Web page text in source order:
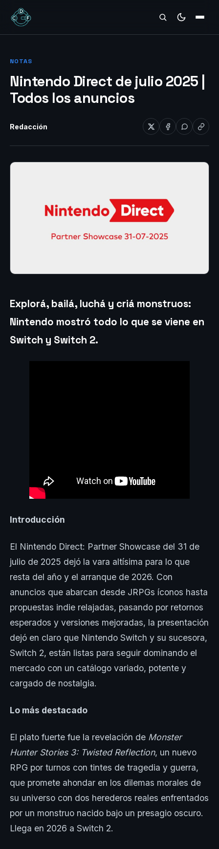
REVIEWS
NOTAS
Nintendo Direct de julio 2025 |
Todos los anuncios
Redacción
Explorá, bailá, luchá y criá monstruos:
Nintendo mostró todo lo que se viene en
Switch y Switch 2.
Introducción
El Nintendo Direct: Partner Showcase del 31 de
julio de 2025 dejó la vara altísima para lo que
resta del año y el arranque de 2026. Con
anuncios que abarcan desde JRPGs íconos hasta
propuestas indie relajadas, pasando por retornos
esperados y versiones mejoradas, la presentación
dejó en claro que Nintendo Switch y su sucesora,
Switch 2, están listas para seguir dominando el
mercado con un catálogo variado, potente y
cargado de nostalgia.
Lo más destacado
El plato fuerte fue la revelación de Monster
Hunter Stories 3: Twisted Reflection, un nuevo
RPG por turnos con tintes de tragedia y guerra,
que promete ahondar en los dilemas morales de
su universo con dos herederos reales enfrentados
por un monstruo nacido bajo un presagio oscuro.
Llega en 2026 a Switch 2.